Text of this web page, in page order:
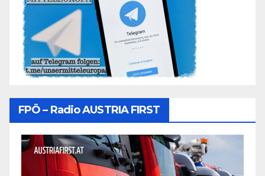
FPÖ – Radio AUSTRIA FIRST